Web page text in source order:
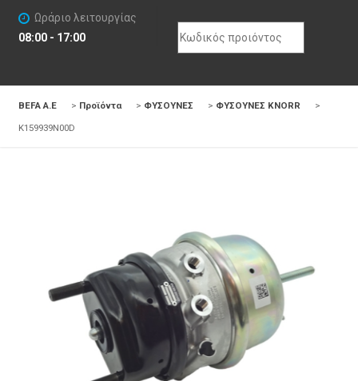
Ωράριο λειτουργίας
08:00 - 17:00
Search
for:
BEFA Α.Ε > Προϊόντα > ΦΥΣΟΥΝΕΣ > ΦΥΣΟΥΝΕΣ KNORR
>
K159939N00D